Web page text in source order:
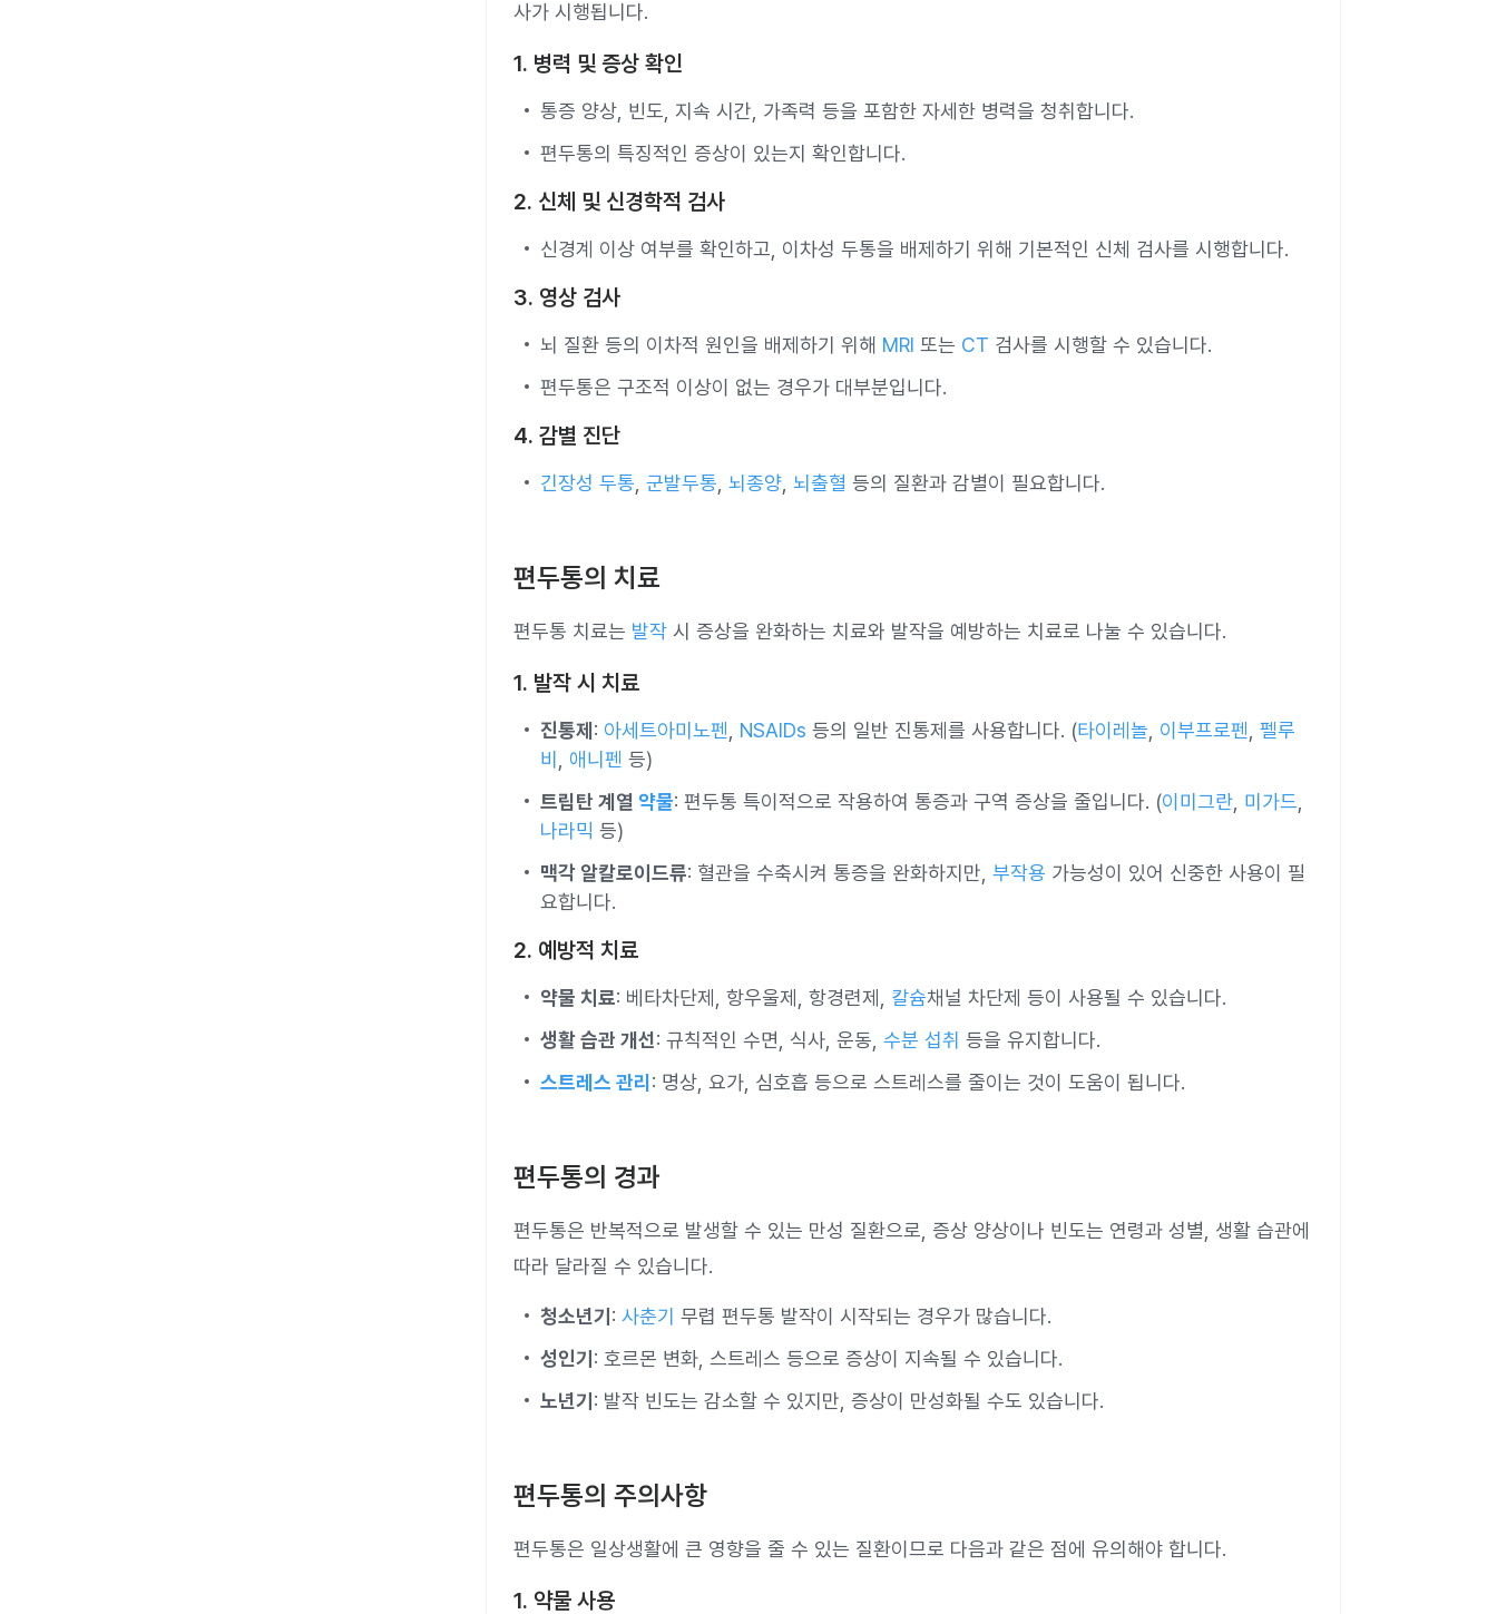
사가 시행됩니다.
1. 병력 및 증상 확인
통증 양상, 빈도, 지속 시간, 가족력 등을 포함한 자세한 병력을 청취합니다.
편두통의 특징적인 증상이 있는지 확인합니다.
2. 신체 및 신경학적 검사
신경계 이상 여부를 확인하고, 이차성 두통을 배제하기 위해 기본적인 신체 검사를 시행합니다.
3. 영상 검사
뇌 질환 등의 이차적 원인을 배제하기 위해 MRI 또는 CT 검사를 시행할 수 있습니다.
편두통은 구조적 이상이 없는 경우가 대부분입니다.
4. 감별 진단
긴장성 두통 군발두통 뇌종양 뇌출혈 등의 질환과 감별이 필요합니다.
편두통의 치료
편두통 치료는 발작 시 증상을 완화하는 치료와 발작을 예방하는 치료로 나눌 수 있습니다.
1. 발작 시 치료
진통제 : 아세트아미노펜 NSAIDs 등의 일반 진통제를 사용합니다. (타이레놀 이부프로펜 펠루
비
애니펜 등)
트립탄 계열 약물: 편두통 특이적으로 작용하여 통증과 구역 증상을 줄입니다. (이미그란 미가드
나라믹 등)
맥각 알칼로이드류: 혈관을 수축시켜 통증을 완화하지만, 부작용 가능성이 있어 신중한 사용이 필
요합니다.
2. 예방적 치료
약물 치료: 베타차단제, 항우울제, 항경련제, 칼슘채널 차단제 등이 사용될 수 있습니다.
생활 습관 개선: 규칙적인 수면, 식사, 운동, 수분 섭취 등을 유지합니다.
스트레스 관리 : 명상, 요가, 심호흡 등으로 스트레스를 줄이는 것이 도움이 됩니다.
편두통의 경과
편두통은 반복적으로 발생할 수 있는 만성 질환으로, 증상 양상이나 빈도는 연령과 성별, 생활 습관에
따라 달라질 수 있습니다.
청소년기 : 사춘기 무렵 편두통 발작이 시작되는 경우가 많습니다.
성인기 : 호르몬 변화, 스트레스 등으로 증상이 지속될 수 있습니다.
노년기 : 발작 빈도는 감소할 수 있지만, 증상이 만성화될 수도 있습니다.
편두통의 주의사항
편두통은 일상생활에 큰 영향을 줄 수 있는 질환이므로 다음과 같은 점에 유의해야 합니다.
1. 약물 사용